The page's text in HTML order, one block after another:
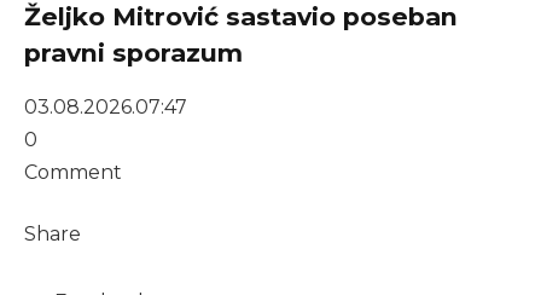
Željko Mitrović sastavio poseban
pravni sporazum
03.08.2026.07:47
0
Comment
Share